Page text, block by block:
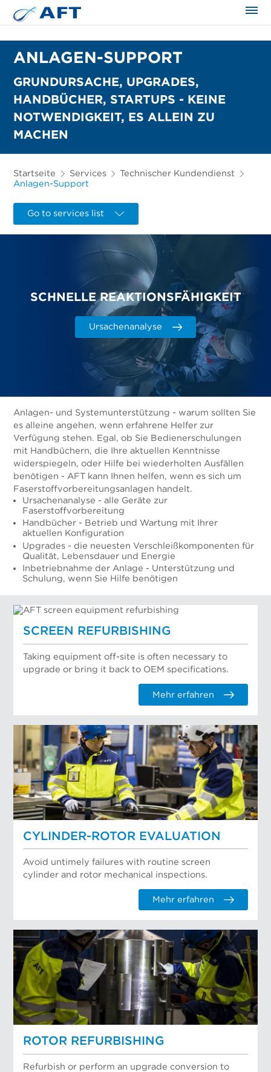
ANLAGEN-SUPPORT
GRUNDURSACHE, UPGRADES,
HANDBÜCHER, STARTUPS - KEINE
NOTWENDIGKEIT, ES ALLEIN ZU
MACHEN
Startseite Services
Technischer Kundendienst
Anlagen-Support
Go to services list
SCHNELLE REAKTIONSFÄHIGKEIT
Ursachenanalyse
Anlagen- und Systemunterstützung - warum sollten Sie
es alleine angehen, wenn erfahrene Helfer zur
Verfügung stehen. Egal, ob Sie Bedienerschulungen
mit Handbüchern, die Ihre aktuellen Kenntnisse
widerspiegeln, oder Hilfe bei wiederholten Ausfällen
benötigen - AFT kann Ihnen helfen, wenn es sich um
Faserstoffvorbereitungsanlagen handelt.
Ursachenanalyse - alle Geräte zur
Faserstoffvorbereitung
Handbücher - Betrieb und Wartung mit Ihrer
aktuellen Konfiguration
Upgrades - die neuesten Verschleißkomponenten für
Qualität, Lebensdauer und Energie
Inbetriebnahme der Anlage - Unterstützung und
Schulung, wenn Sie Hilfe benötigen
SCREEN REFURBISHING
Taking equipment off-site is often necessary to
upgrade or bring it back to OEM specifications.
Mehr erfahren
CYLINDER-ROTOR EVALUATION
Avoid untimely failures with routine screen
cylinder and rotor mechanical inspections.
Mehr erfahren
ROTOR REFURBISHING
Refurbish or perform an upgrade conversion to